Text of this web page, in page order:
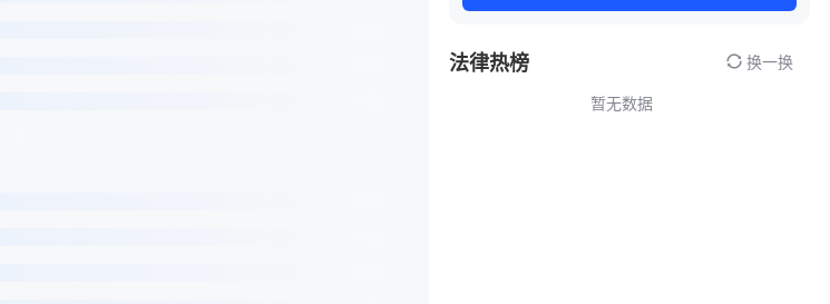
法律热榜 换一换
暂无数据